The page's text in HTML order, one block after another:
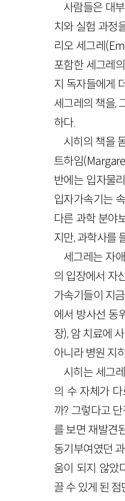
사람들은 대
치와 실험 과정
리오 세그레
포함한 세그레
지 독자들에게
세그레의 책을,
하다.
시히의 책을
트하임
반에는 입자물
입자가속기는
다른 과학 분야
지만, 과학사를
세그레는 자
의 입장에서 자
가속기들이 지
에서 방사선 동
장), 암 치료에
아니라 병원 지
시히는 세그
의 수 자체가
까? 그렇다고
를 보면 재발견
동기부여였던
움이 되지 않았
끌 수 있게 된